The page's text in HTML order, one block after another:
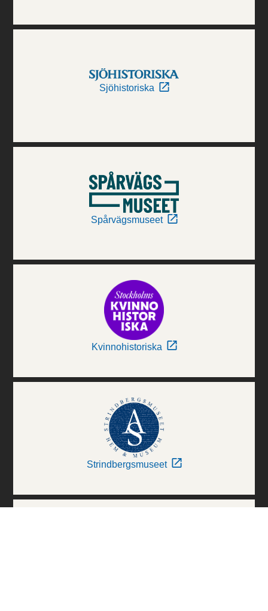
Sjöhistoriska
Spårvägsmuseet
Kvinnohistoriska
Strindbergsmuseet